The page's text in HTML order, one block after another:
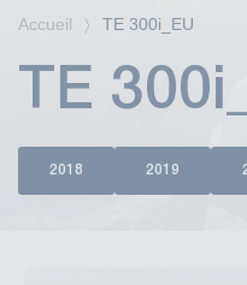
Accueil TE 300i_EU
TE
2018 2019